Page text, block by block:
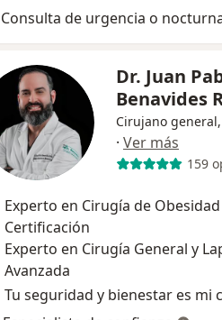
Consulta de urgencia o
Dr. Juan
Benavides
Cirujano
· Ver más
159
Experto en Cirugía de
Certificación
Experto en Cirugía General y
Avanzada
Tu seguridad y bienestar es mi